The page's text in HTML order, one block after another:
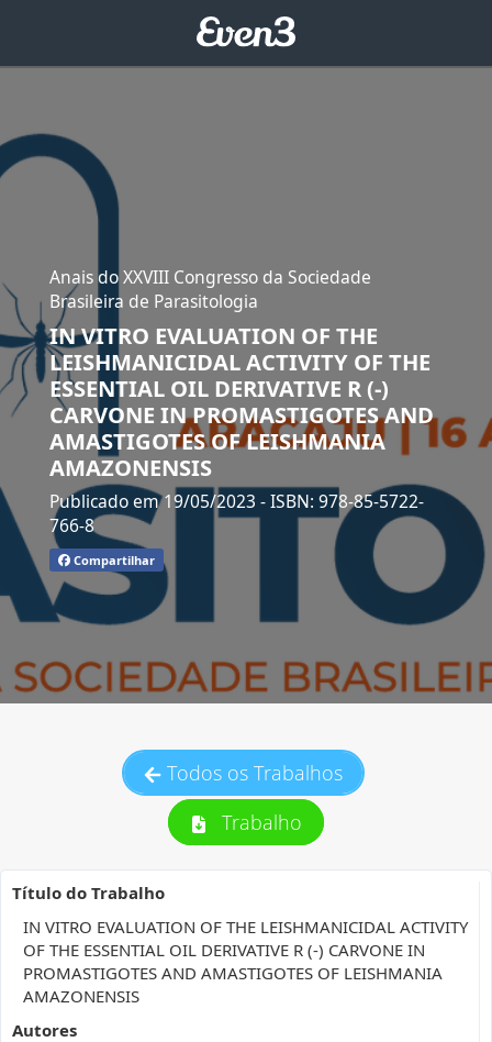
Anais do XXVIII Congresso da Sociedade
Brasileira de Parasitologia
IN VITRO EVALUATION OF THE
LEISHMANICIDAL ACTIVITY OF THE
ESSENTIAL OIL DERIVATIVE R (-)
CARVONE IN PROMASTIGOTES AND
AMASTIGOTES OF LEISHMANIA
AMAZONENSIS
Publicado em 19/05/2023 - ISBN: 978-85-5722-
766-8
Compartilhar
Todos os Trabalhos
Trabalho
Título do Trabalho
IN VITRO EVALUATION OF THE LEISHMANICIDAL ACTIVITY
OF THE ESSENTIAL OIL DERIVATIVE R (-) CARVONE IN
PROMASTIGOTES AND AMASTIGOTES OF LEISHMANIA
AMAZONENSIS
Autores